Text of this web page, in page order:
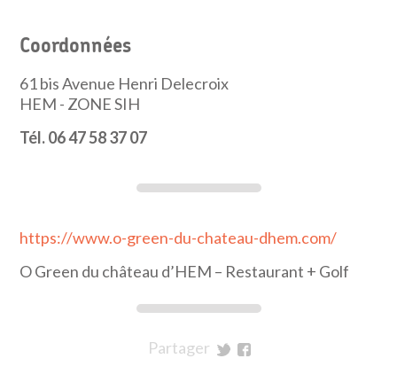
Coordonnées
61 bis Avenue Henri Delecroix
HEM - ZONE SIH
Tél. 06 47 58 37 07
https://www.o-green-du-chateau-dhem.com/
O Green du château d’HEM – Restaurant + Golf
Partager